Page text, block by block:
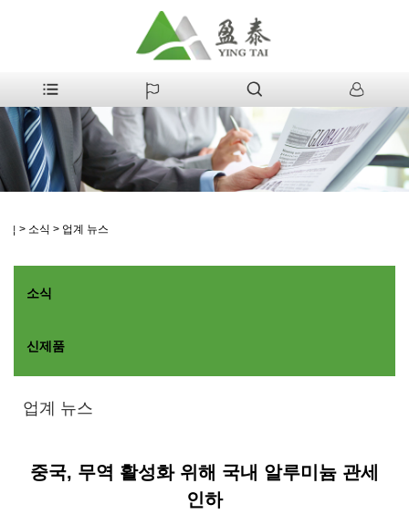
집 > 소식 > 업계 뉴스
소식
신제품
업계 뉴스
중국, 무역 활성화 위해 국내 알루미늄 관세
인하